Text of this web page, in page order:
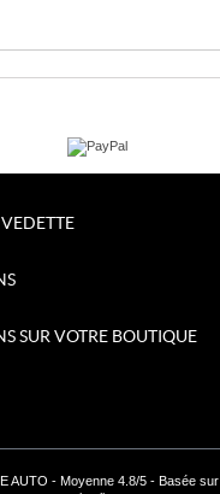
SUR VOTRE BOUTIQUE
AUTO - Moyenne 4.8/5 - Basée sur